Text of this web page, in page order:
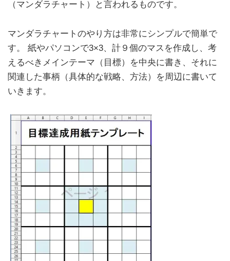
（マンダラチャート）と言われるものです。
マンダラチャートのやり方は非常にシンプルで簡単で
す。 紙やパソコンで3×3、計９個のマスを作成し、考
えるべきメインテーマ（目標）を中央に書き、それに
関連した事柄（具体的な戦略、方法）を周辺に書いて
いきます。